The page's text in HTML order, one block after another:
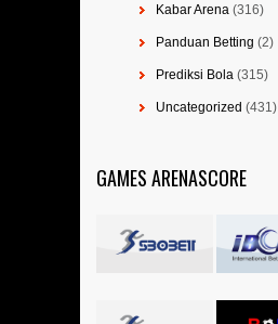
Kabar Arena (316)
Panduan Betting (2)
Prediksi Bola (315)
Uncategorized (431)
GAMES ARENASCORE